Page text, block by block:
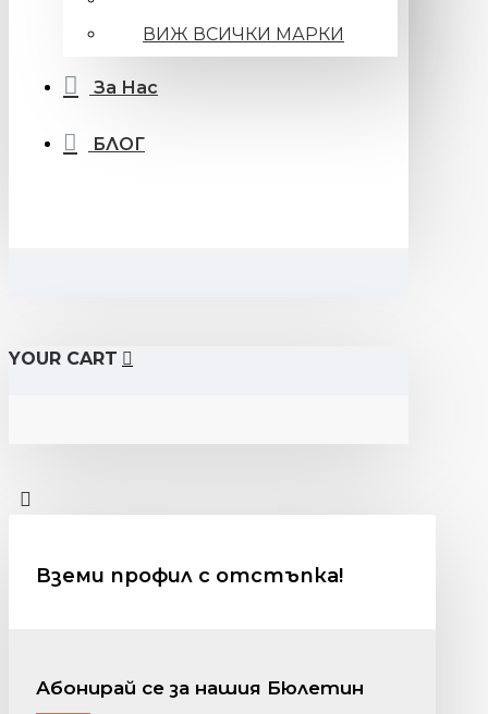
ВИЖ ВСИЧКИ МАРКИ
За Нас
БЛОГ
YOUR CART
Вземи профил с отстъпка!
Абонирай се за нашия Бюлетин